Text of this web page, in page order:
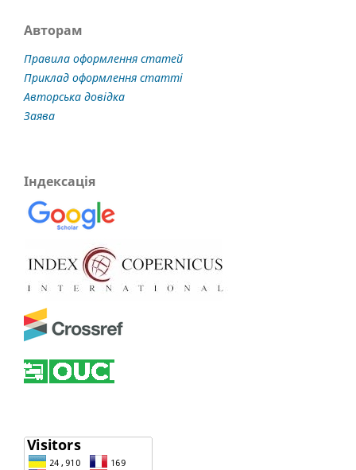
Авторам
Правила оформлення статей
Приклад оформлення статті
Авторська довідка
Заява
Індексація